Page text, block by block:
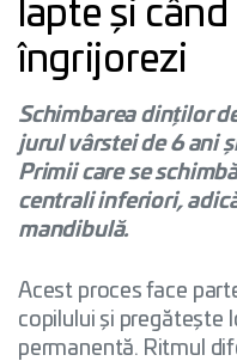
lapte și
îngrijorezi
Schimbarea dinților
jurul vârstei de 6 ani
Primii care se
centrali inferiori,
mandibulă.
Acest proces face
copilului și pregătește
permanentă. Ritmul